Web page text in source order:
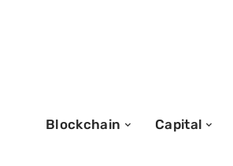
Blockchain Capital